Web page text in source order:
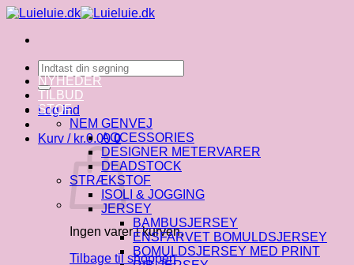
Fortsæt
indhold
Søg
efter:
Log ind
Kurv / kr.0.00 0
Ingen varer i kurven.
Tilbage til shoppen
NYHEDER
TILBUD
STOF
NEM GENVEJ
ACCESSORIES
DESIGNER METERVARER
DEADSTOCK
STRÆKSTOF
ISOLI & JOGGING
JERSEY
BAMBUSJERSEY
ENSFARVET BOMULDSJERSEY
BOMULDSJERSEY MED PRINT